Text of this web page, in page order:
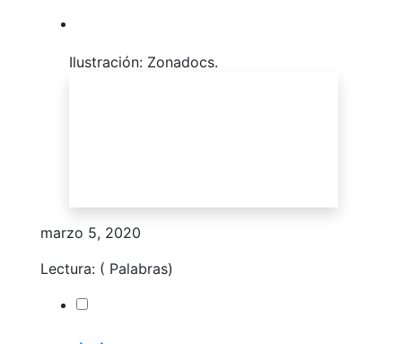
Ilustración: Zonadocs.
marzo 5, 2020
Lectura: ( Palabras)